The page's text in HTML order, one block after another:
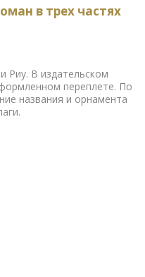
в трех частях
Риу. В издательском
переплете. По
названия и орнамента